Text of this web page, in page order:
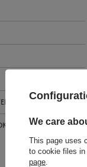
We care
This page uses
to cookie files in
page